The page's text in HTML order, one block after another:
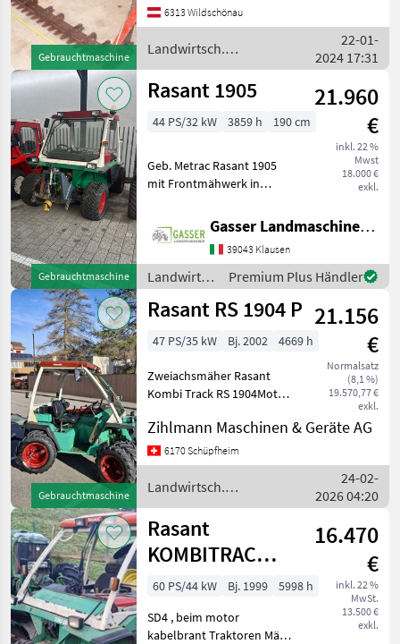
Gebrauchtmaschine
Motorfahrzeuge
Motormäher/-fräsen
6313 Wildschönau
Landwirtsch.
Motorfahrzeuge / Rasant
22-01-
2024 17:31
Gebrauchtmaschine
Rasant 1905
21.960
€
inkl. 22 %
Mwst
18.000 €
exkl.
44 PS/32 kW 3859 h 190 cm
Geb. Metrac Rasant 1905
mit Frontmähwerk in
guter Zustand Motor neu
Landwirtsch.
Motorfahrzeuge
Zweiachsmäher
Gasser Landmaschinen GmbH
39043 Klausen
Landwirtsch.
Motorfahrzeuge
/ Rasant
Premium Plus Händler
Gebrauchtmaschine
Rasant RS 1904 P 21.156
€
Normalsatz
(8,1 %)
19.570,77 €
exkl.
47 PS/35 kW Bj. 2002 4669 h
Zweiachsmäher Rasant
Kombi Track RS 1904Motor
PSAllradlenkungDoppelrad
hinten und vorneAb
Service, Guter Zustand-
Lenkzylinder und diverse
Zihlmann Maschinen & Geräte AG
6170 Schüpfheim
Landwirtsch.
Motorfahrzeuge / Rasant
24-02-
2026 04:20
Rasant
KOMBITRAC
2205
16.470
€
inkl. 22 %
MwSt.
13.500 €
exkl.
60 PS/44 kW Bj. 1999
5998 h
SD4 , beim motor
kabelbrant Traktoren Mäh-